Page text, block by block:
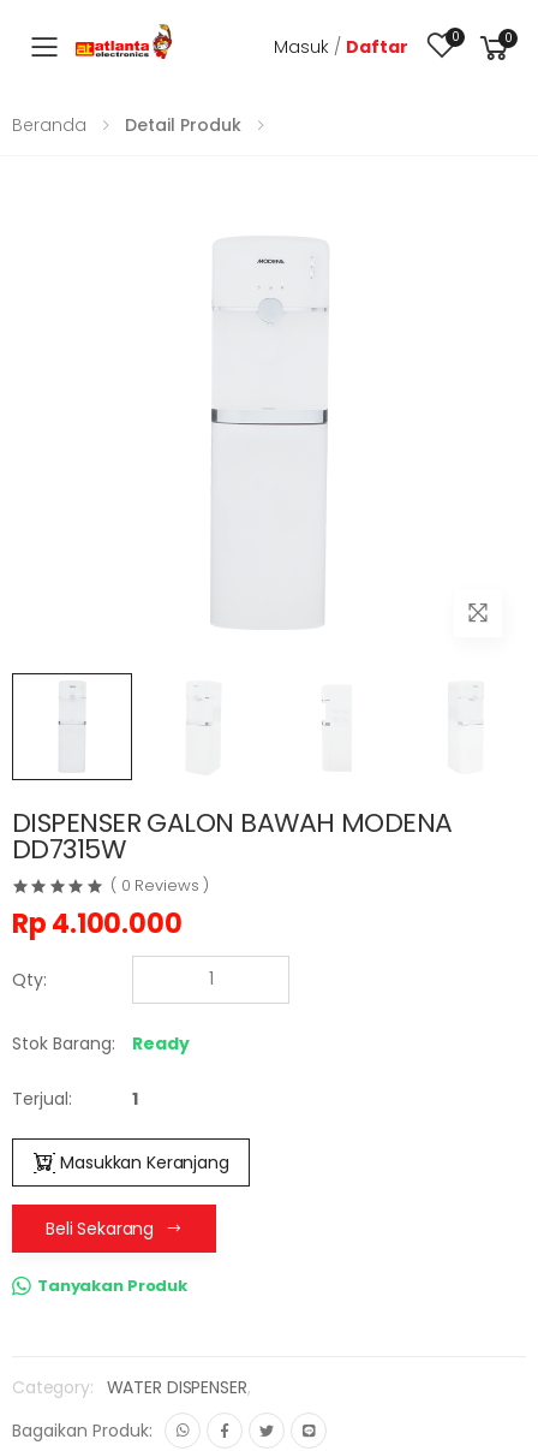
Toggle mobile menu
Masuk / Daftar 0 0
Beranda Detail Produk
DISPENSER GALON BAWAH MODENA
DD7315W
( 0 Reviews )
Rp4.100.000
Qty:
Stok Barang: Ready
Terjual: 1
Masukkan Keranjang
Beli Sekarang
Tanyakan Produk
Category: WATER DISPENSER,
Bagaikan Produk: